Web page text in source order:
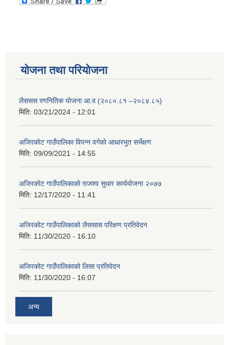
योजना तथा परियोजना
लैससस रणनितिक योजना आ.व (२०८०.८१ –२०८४.८५)
मिति: 03/21/2024 - 12:01
अजिरकाेट गाउँपालिका विपन्न वर्गकाे आधारभुत सर्भेक्षण
मिति: 09/09/2021 - 14:55
अजिरकोट गाउँपालिकाको राजश्व सुधार कार्ययोजना २०७७
मिति: 12/17/2020 - 11:41
अजिरकोट गाउँपालिकाको लैससास परिक्षण प्रतिवेदन
मिति: 11/30/2020 - 16:10
अजिरकोट गाउँपालिकाको लिसा प्रतिवेदन
मिति: 11/30/2020 - 16:07
अन्य